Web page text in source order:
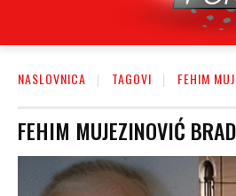
NASLOVNICA TAGOVI FEHIM
FEHIM MUJEZINOVIĆ